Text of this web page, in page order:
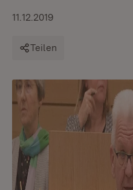
11.12.2019
Teilen